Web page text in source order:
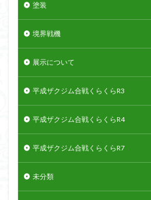
塗装
境界戦機
展示について
平成ザクジム合戦くらくらR3
平成ザクジム合戦くらくらR4
平成ザクジム合戦くらくらR7
未分類